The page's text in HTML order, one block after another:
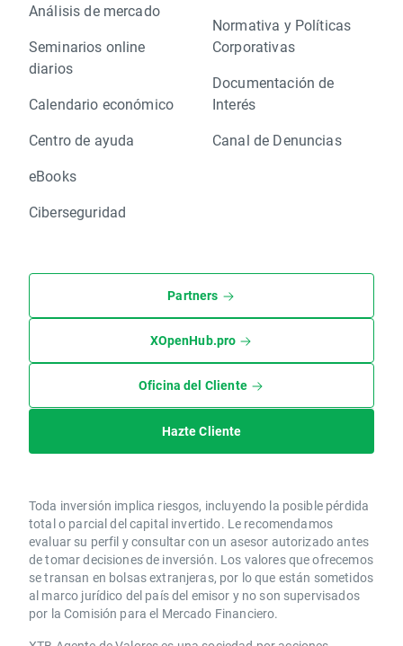
Análisis de mercado
Seminarios online
diarios
Calendario económico
Centro de ayuda
eBooks
Ciberseguridad
Normativa y Políticas
Corporativas
Documentación de
Interés
Canal de Denuncias
Partners
XOpenHub.pro
Oficina del Cliente
Hazte Cliente
Toda inversión implica riesgos, incluyendo la posible pérdida
total o parcial del capital invertido. Le recomendamos
evaluar su perfil y consultar con un asesor autorizado antes
de tomar decisiones de inversión. Los valores que ofrecemos
se transan en bolsas extranjeras, por lo que están sometidos
al marco jurídico del país del emisor y no son supervisados
por la Comisión para el Mercado Financiero.